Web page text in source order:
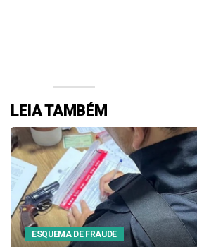
LEIA TAMBÉM
ESQUEMA DE FRAUDE